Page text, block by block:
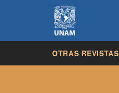
OTRAS REVISTAS